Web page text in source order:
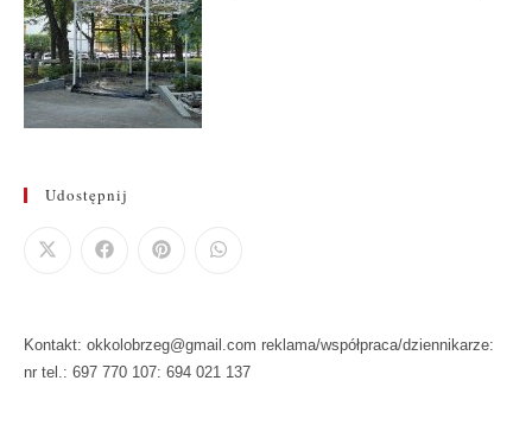
Udostępnij
Kontakt: okkolobrzeg@gmail.com reklama/współpraca/dziennikarze:
nr tel.: 697 770 107: 694 021 137